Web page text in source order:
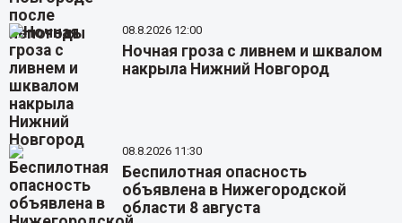
08.8.2026 12:00
Ночная гроза с ливнем и шквалом
накрыла Нижний Новгород
08.8.2026 11:30
Беспилотная опасность
объявлена в Нижегородской
области 8 августа